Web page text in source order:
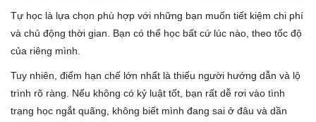
Tự học là lựa chọn phù hợp với những bạn muốn tiết kiệm chi phí
và chủ động thời gian. Bạn có thể học bất cứ lúc nào, theo tốc độ
của riêng mình.
Tuy nhiên, điểm hạn chế lớn nhất là thiếu người hướng dẫn và lộ
trình rõ ràng. Nếu không có kỷ luật tốt, bạn rất dễ rơi vào tình
trạng học ngắt quãng, không biết mình đang sai ở đâu và dần